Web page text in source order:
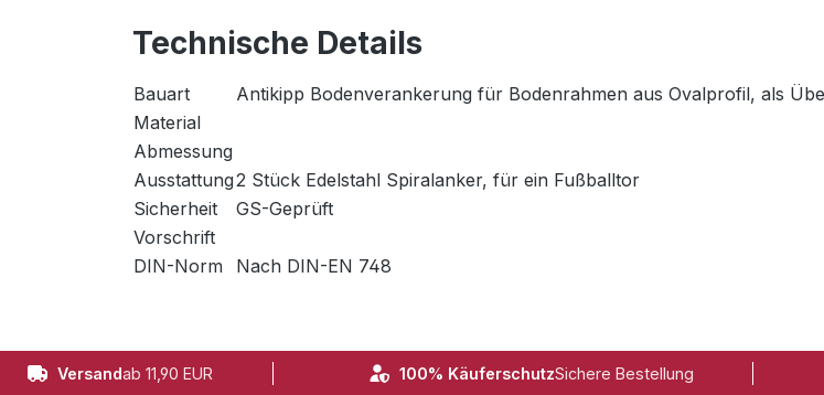
Technische Details
Bauart
Antikipp Bodenverankerung für Bodenrahmen aus Ovalprofil, als
Material
Abmessung
Ausstattung2 Stück Edelstahl Spiralanker, für ein Fußballtor
Sicherheit
GS-Geprüft
Vorschrift
DIN-Norm
Nach DIN-EN 748
Versandab 11,90 EUR 100% KäuferschutzSichere Bestellung